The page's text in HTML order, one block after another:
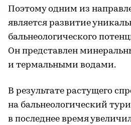
Поэтому одним из
является развитие
бальнеологического
Он представлен
и термальными водами.
В результате растущего
на бальнеологический
в последнее время